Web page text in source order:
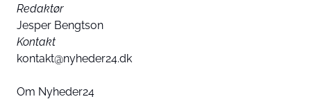
Redaktør
Jesper Bengtson
Kontakt
kontakt@nyheder24.dk
Om Nyheder24